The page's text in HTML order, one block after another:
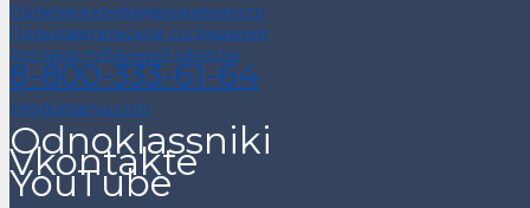
Политика конфиденциальности
Пользовательское соглашение
Договор публичной оферты
8-800-333-61-64
info@alsariya.com
Odnoklassniki
Vkontakte
YouTube